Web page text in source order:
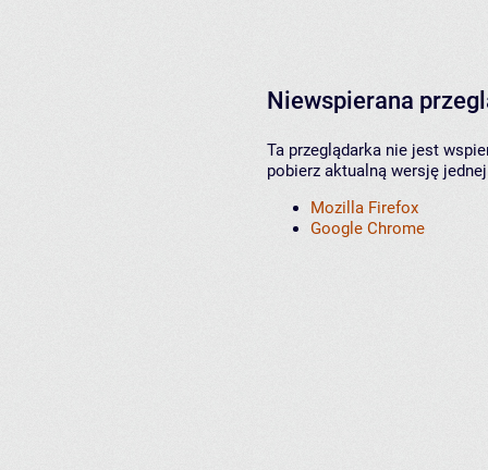
Niewspierana
Ta przeglądarka nie jest
pobierz aktualną wersję
Mozilla Firefox
Google Chrome